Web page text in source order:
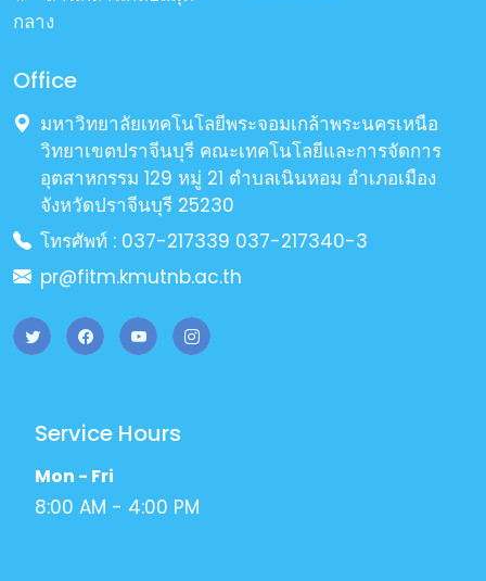
กลาง
Office
มหาวิทยาลัยเทคโนโลยีพระจอมเกล้าพระนครเหนือ
วิทยาเขตปราจีนบุรี คณะเทคโนโลยีและการจัดการ
อุตสาหกรรม 129 หมู่ 21 ตำบลเนินหอม อำเภอเมือง
จังหวัดปราจีนบุรี 25230
โทรศัพท์ : 037-217339 037-217340-3
pr@fitm.kmutnb.ac.th
Service Hours
Mon - Fri
8:00 AM - 4:00 PM